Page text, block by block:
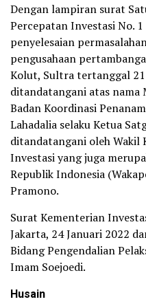
Dengan lampiran surat
Percepatan Investasi No.
penyelesaian
pengusahaan
Kolut, Sultra tertanggal
ditandatangani atas nama
Badan Koordinasi
Lahadalia selaku Ketua
ditandatangani oleh Wakil
Investasi yang juga
Republik Indonesia
Pramono.
Surat Kementerian
Jakarta, 24 Januari 2022
Bidang Pengendalian
Imam Soejoedi.
Husain